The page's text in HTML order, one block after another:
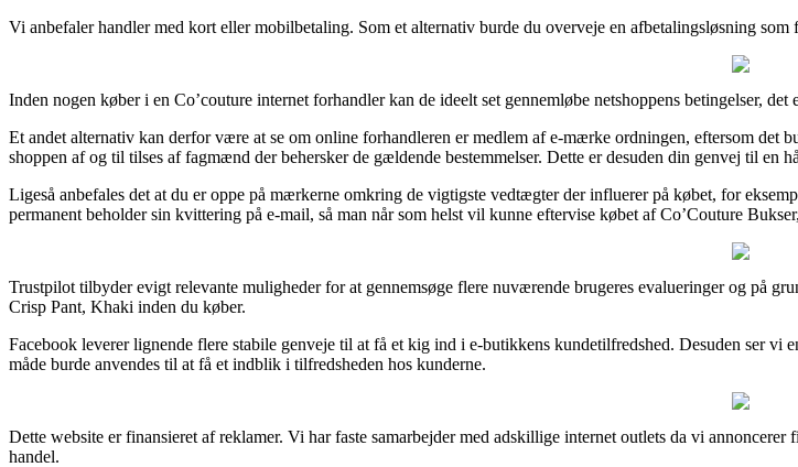
Vi anbefaler handler med kort eller mobilbetaling. Som et alternativ burde du overveje en afbetalingsløsning
Inden nogen køber i en Co’couture internet forhandler kan de ideelt set gennemløbe netshoppens betingelser,
Et andet alternativ kan derfor være at se om online forhandleren er medlem af e-mærke ordningen, eftersom det
shoppen af og til tilses af fagmænd der behersker de gældende bestemmelser. Dette er desuden din genvej til
Ligeså anbefales det at du er oppe på mærkerne omkring de vigtigste vedtægter der influerer på købet, for
permanent beholder sin kvittering på e-mail, så man når som helst vil kunne eftervise købet af Co’Couture
Trustpilot tilbyder evigt relevante muligheder for at gennemsøge flere nuværende brugeres evalueringer og på
Crisp Pant, Khaki inden du køber.
Facebook leverer lignende flere stabile genveje til at få et kig ind i e-butikkens kundetilfredshed. Desuden ser
måde burde anvendes til at få et indblik i tilfredsheden hos kunderne.
Dette website er finansieret af reklamer. Vi har faste samarbejder med adskillige internet outlets da vi
handel.